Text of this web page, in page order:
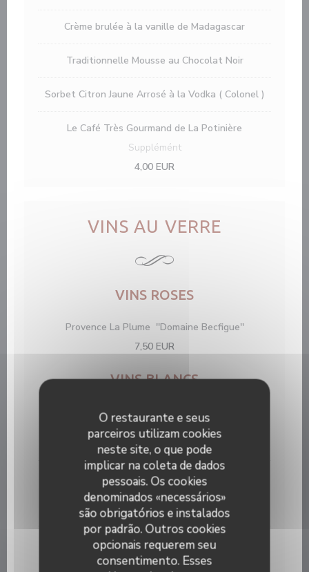
O restaurante e seus
parceiros utilizam cookies
neste site, o que pode
implicar na coleta de dados
pessoais. Os cookies
denominados «necessários»
são obrigatórios e instalados
por padrão. Outros cookies
opcionais requerem seu
consentimento. Esses
Crème brulée à la vanille de Madagascar
Traditionnelle Mousse au Chocolat Noir
Sorbet Citron Jaune Arrosé à la Vodka ( Colonel )
Le Café Très Gourmand de La Potinière
Supplémént
4,00 EUR
VINS AU VERRE
VINS ROSES
Provence La Plume ''Domaine Becfigue''
7,50 EUR
VINS BLANCS
Sauvignon du Pays d'Oc ''Domaine Anne de
Joyeuse''
6,00 EUR
Chardonnay du Pays d'Oc ''Domaine Anne de
Joyeuse''
6,00 EUR
Muscat de Beaume de Venise '' Trésor du Clocher''
Vin Moëlleux